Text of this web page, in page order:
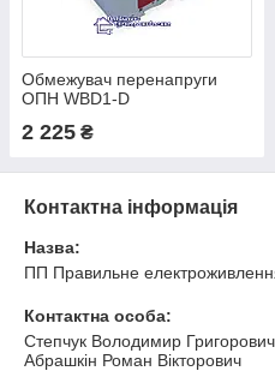
Обмежувач перенапруги
ОПН WBD1-D
2 225 ₴
Контактна інформація
Назва:
ПП Правильне
Контактна особа:
Степчук Володимир
Абрашкін Роман Вікторович